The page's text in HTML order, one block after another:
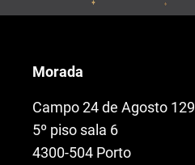
Morada
Campo 24 de Agosto 129
5º piso sala 6
4300-504 Porto